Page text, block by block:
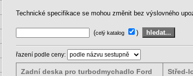
Technické specifikace se mohou změnit bez výslovného
(celý katalog )
řazení podle ceny:
Zadní deska pro turbodmychadlo Ford
Střed-